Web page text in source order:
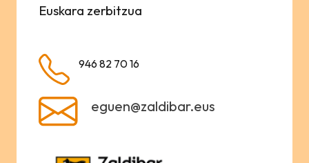
Euskara zerbitzua
946 82 70 16
eguen@zaldibar.eus